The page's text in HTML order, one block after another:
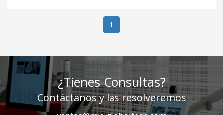
1
¿Tienes Consultas?
Contáctanos y las resolveremos